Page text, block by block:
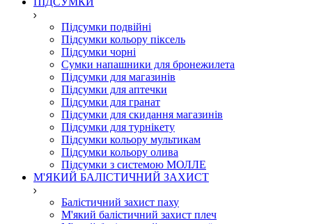
Підсумки подвійні
Підсумки кольору піксель
Підсумки чорні
Сумки напашники для бронежилета
Підсумки для магазинів
Підсумки для аптечки
Підсумки для гранат
Підсумки для скидання магазинів
Підсумки для турнікету
Підсумки кольору мультикам
Підсумки кольору олива
Підсумки з системою МОЛЛЕ
М'ЯКИЙ БАЛІСТИЧНИЙ ЗАХИСТ
Балістичний захист паху
М'який балістичний захист плеч